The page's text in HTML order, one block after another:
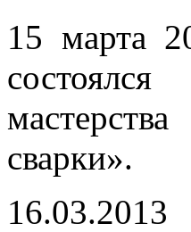
15 марта
сварки».
16.03.2013